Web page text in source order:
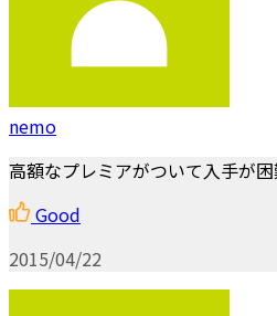
nemo
高額なプレミアがついて入手が
Good
2015/04/22